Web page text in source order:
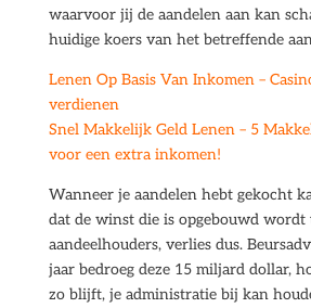
waarvoor jij de aandelen aan kan
huidige koers van het betreffende
Lenen Op Basis Van Inkomen –
verdienen
Snel Makkelijk Geld Lenen – 5
voor een extra inkomen!
Wanneer je aandelen hebt gekocht
dat de winst die is opgebouwd wordt
aandeelhouders, verlies dus.
jaar bedroeg deze 15 miljard dollar,
zo blijft, je administratie bij kan